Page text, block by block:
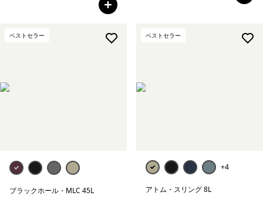
ベストセラー
ブラックホール・MLC 45L
ベストセラー
+4
アトム・スリング 8L